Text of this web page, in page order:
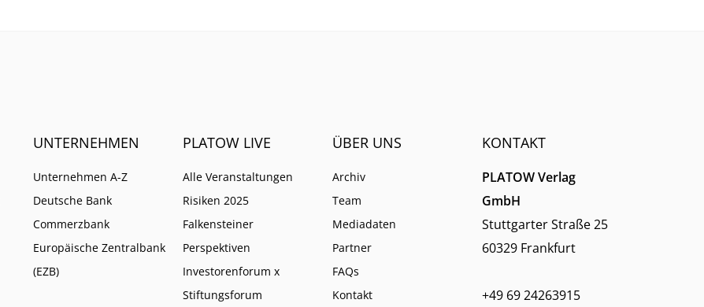
UNTERNEHMEN
Unternehmen A-Z
Deutsche Bank
Commerzbank
Europäische Zentralbank
(EZB)
PLATOW LIVE
Alle Veranstaltungen
Risiken 2025
Falkensteiner
Perspektiven
Investorenforum x
Stiftungsforum
ÜBER UNS
Archiv
Team
Mediadaten
Partner
FAQs
Kontakt
KONTAKT
PLATOW Verlag
GmbH
Stuttgarter Straße 25
60329 Frankfurt
+49 69 24263915